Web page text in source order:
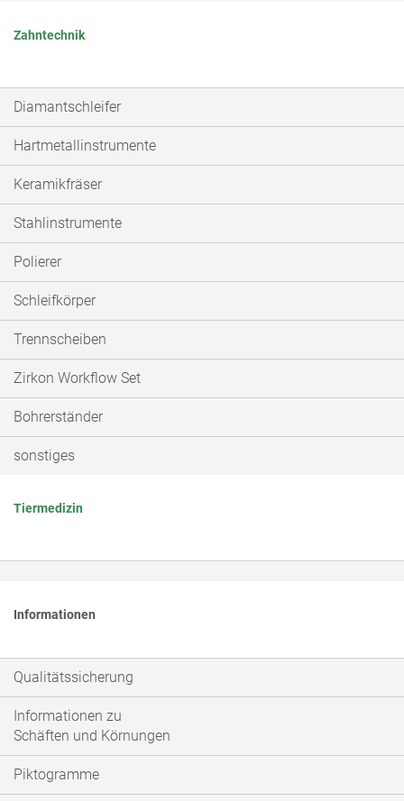
Zahntechnik
Diamantschleifer
Hartmetallinstrumente
Keramikfräser
Stahlinstrumente
Polierer
Schleifkörper
Trennscheiben
Zirkon Workflow Set
Bohrerständer
sonstiges
Tiermedizin
Informationen
Qualitätssicherung
Informationen zu
Schäften und Körnungen
Piktogramme